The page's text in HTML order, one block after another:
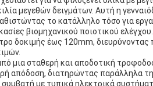
μεγεθών δειγμάτων. Αυτή η
το κατάλληλο τόσο για
βιομηχανικού ποιοτικού
δοκιμής έως 120mm,
μια σταθερή και αποδοτική
απόδοση, διατηρώντας παράλληλα
συμβατή με τυπικά ηλεκτρικά